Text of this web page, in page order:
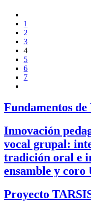
1
2
3
4
5
6
7
Fundamentos de
Innovación
vocal grupal:
tradición oral e
ensamble y coro
Proyecto